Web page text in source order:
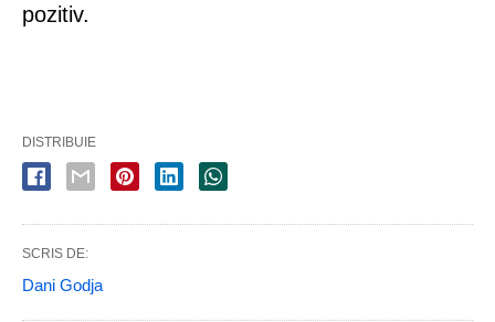
pozitiv.
DISTRIBUIE
SCRIS DE:
Dani Godja